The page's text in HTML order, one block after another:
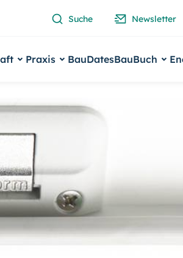
Suche Newsletter
Praxis BauDatesBauBuch